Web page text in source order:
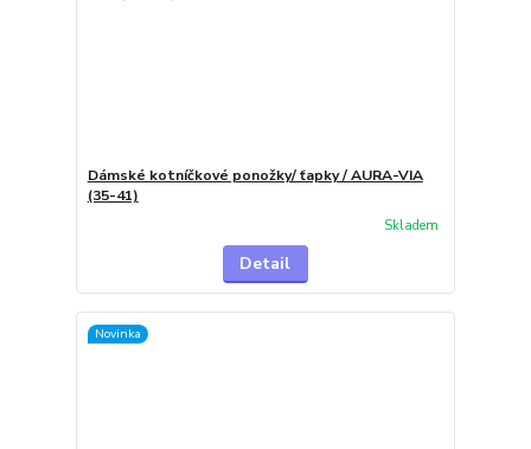
Dámské kotníčkové ponožky/ ťapky / AURA-VIA
(35-41)
Skladem
Detail
Novinka